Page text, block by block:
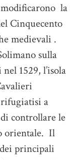
la
Cinquecento
medievali .
sulla
1529, l’isola
a
controllare le
orientale. Il
principali